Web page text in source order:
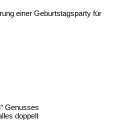
einer Geburtstagsparty für
Genusses
doppelt